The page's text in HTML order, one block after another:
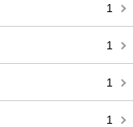
1
1
1
1